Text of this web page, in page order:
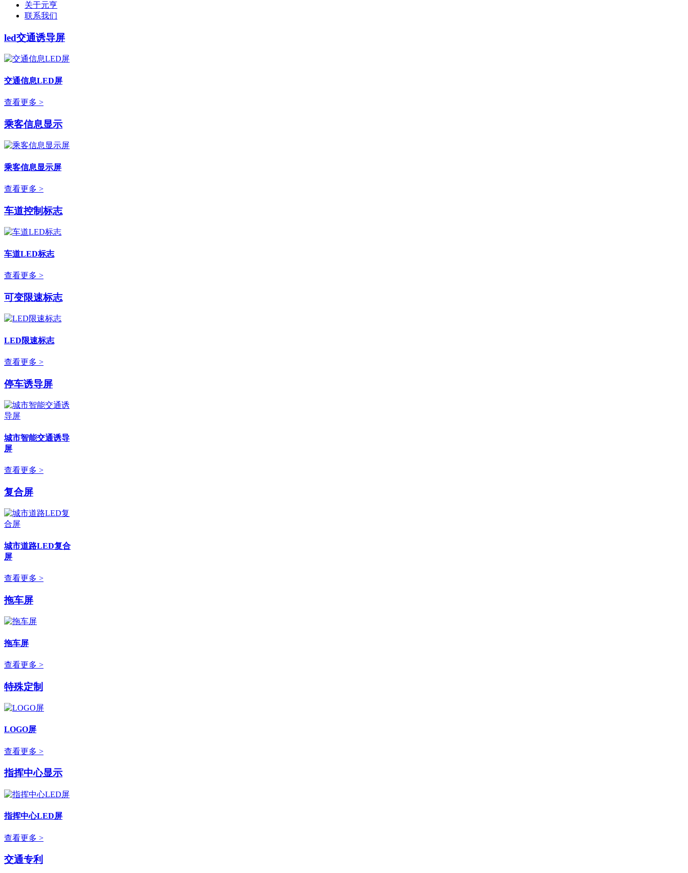
关于元亨
联系我们
led交通诱导屏
交通信息LED屏
查看更多 >
乘客信息显示
乘客信息显示屏
查看更多 >
车道控制标志
车道LED标志
查看更多 >
可变限速标志
LED限速标志
查看更多 >
停车诱导屏
城市智能交通诱导
屏
查看更多 >
复合屏
城市道路LED复合
屏
查看更多 >
拖车屏
拖车屏
查看更多 >
特殊定制
LOGO屏
查看更多 >
指挥中心显示
指挥中心LED屏
查看更多 >
交通专利